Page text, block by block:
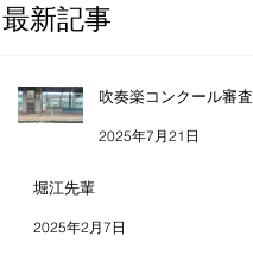
最新記事
吹奏楽コンクール審査
2025年7月21日
堀江先輩
2025年2月7日